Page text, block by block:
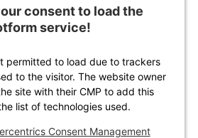
consent to load the
service!
permitted to load due to trackers
to the visitor. The website owner
site with their CMP to add this
list of technologies used.
Consent Management